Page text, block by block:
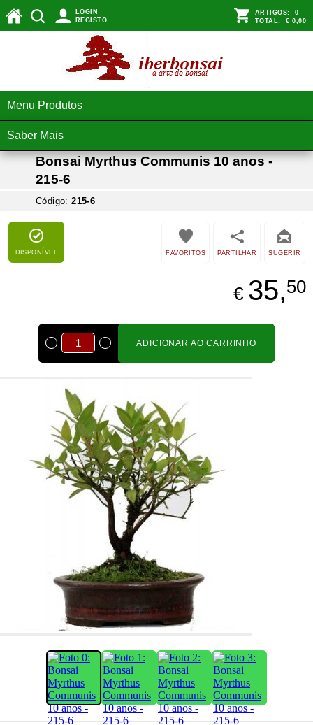
LOGIN
REGISTO
ARTIGOS: 0
TOTAL: € 0,00
Menu Produtos
Saber Mais
Bonsai Myrthus Communis 10 anos -
215-6
Código:215-6
DISPONÍVEL SUGERIR
PARTILHAR
FAVORITOS
€ 35,50
ADICIONAR AO CARRINHO